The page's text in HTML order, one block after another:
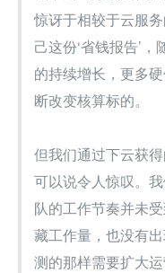
惊讶于相较于云服
己这份‘省钱报告’
的持续增长，更多
断改变核算标的。
但我们通过下云获
可以说令人惊叹。
队的工作节奏并未
藏工作量，也没有
测的那样需要扩大运